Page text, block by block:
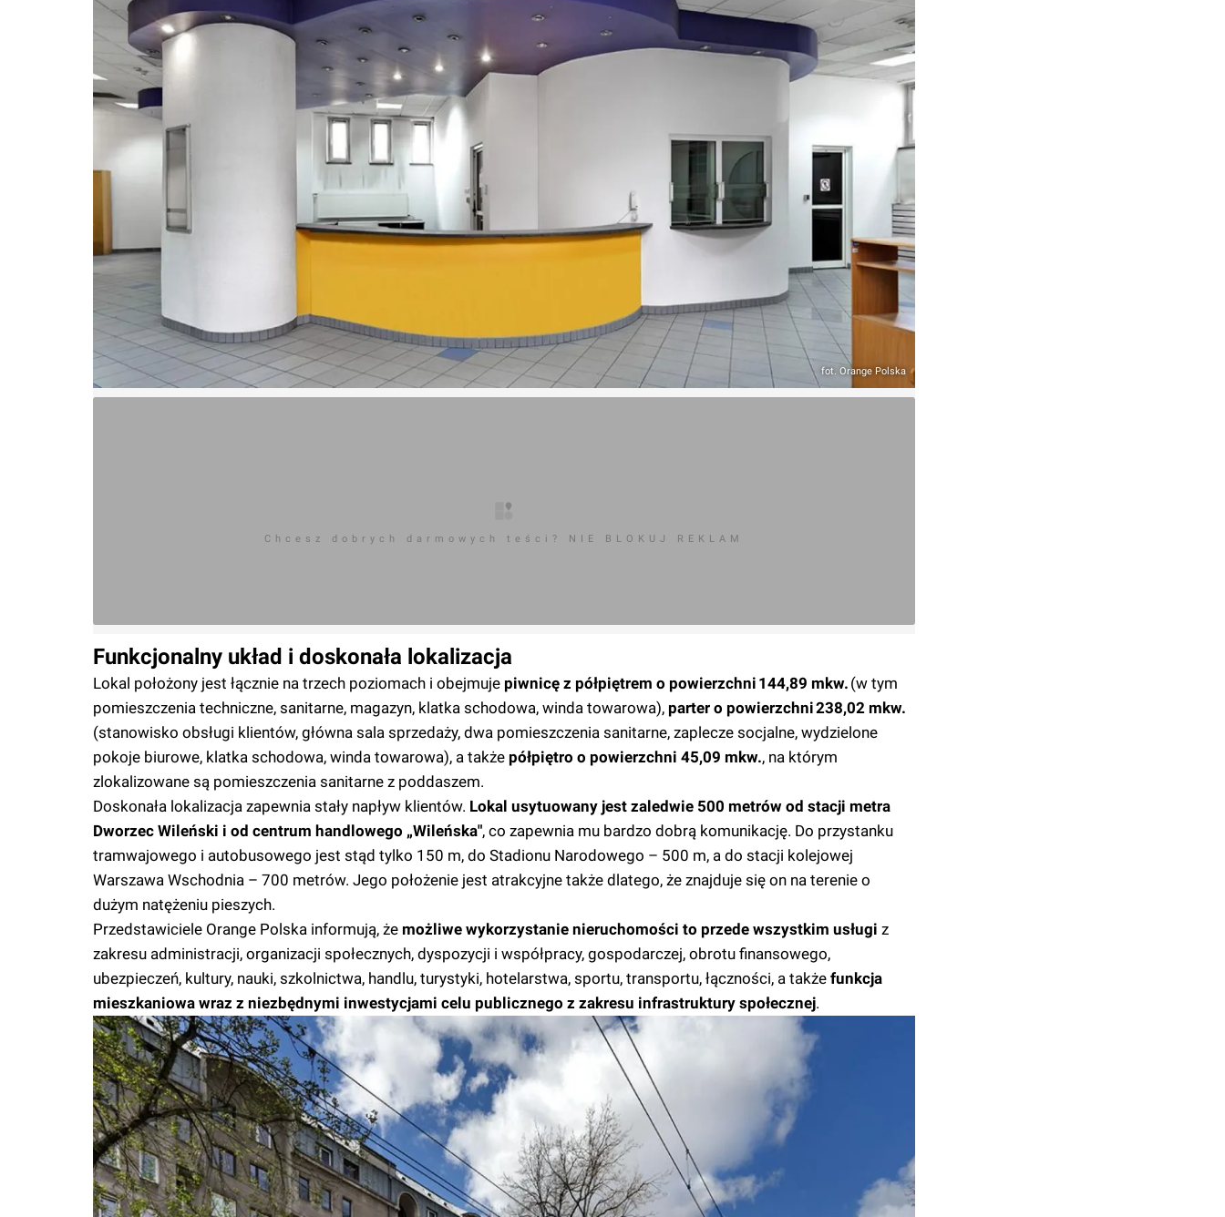
fot. Orange Polska
Chcesz dobrych darmowych teści? NIE BLOKUJ REKLAM
Funkcjonalny układ i doskonała lokalizacja
Lokal położony jest łącznie na trzech poziomach i obejmuje piwnicę z półpiętrem o powierzchni 144,89 mkw. (w tym
pomieszczenia techniczne, sanitarne, magazyn, klatka schodowa, winda towarowa), parter o powierzchni 238,02 mkw.
(stanowisko obsługi klientów, główna sala sprzedaży, dwa pomieszczenia sanitarne, zaplecze socjalne, wydzielone
pokoje biurowe, klatka schodowa, winda towarowa), a także półpiętro o powierzchni 45,09 mkw., na którym
zlokalizowane są pomieszczenia sanitarne z poddaszem.
Doskonała lokalizacja zapewnia stały napływ klientów. Lokal usytuowany jest zaledwie 500 metrów od stacji metra
Dworzec Wileński i od centrum handlowego „Wileńska", co zapewnia mu bardzo dobrą komunikację. Do przystanku
tramwajowego i autobusowego jest stąd tylko 150 m, do Stadionu Narodowego – 500 m, a do stacji kolejowej
Warszawa Wschodnia – 700 metrów. Jego położenie jest atrakcyjne także dlatego, że znajduje się on na terenie o
dużym natężeniu pieszych.
Przedstawiciele Orange Polska informują, że możliwe wykorzystanie nieruchomości to przede wszystkim usługi z
zakresu administracji, organizacji społecznych, dyspozycji i współpracy, gospodarczej, obrotu finansowego,
ubezpieczeń, kultury, nauki, szkolnictwa, handlu, turystyki, hotelarstwa, sportu, transportu, łączności, a także funkcja
mieszkaniowa wraz z niezbędnymi inwestycjami celu publicznego z zakresu infrastruktury społecznej.